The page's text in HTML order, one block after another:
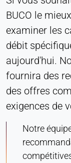
BUCO le
examiner les
débit
aujourd'hui.
fournira des
des offres
exigences de
Notre